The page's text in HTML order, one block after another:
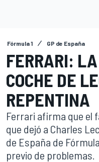
Fórmula 1 GP de España
FERRARI:
COCHE DE
REPENTINA
Ferrari afirma que el
que dejó a Charles
de España de
previo de problemas.